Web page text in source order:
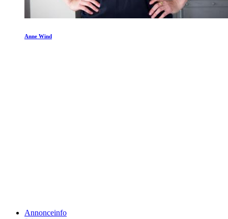
Anne Wind
Annonceinfo